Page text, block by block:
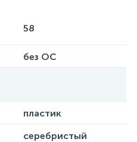
58
без ОС
пластик
серебристый